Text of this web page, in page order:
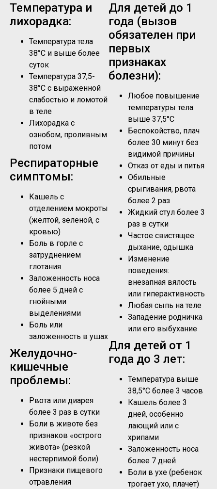
Температура и
лихорадка:
Температура тела
38°C и выше более
суток
Температура 37,5-
38°C с выраженной
слабостью и ломотой
в теле
Лихорадка с
ознобом, проливным
потом
Респираторные
симптомы:
Кашель с
отделением мокроты
(желтой, зеленой, с
кровью)
Боль в горле с
затруднением
глотания
Заложенность носа
более 5 дней с
гнойными
выделениями
Боль или
заложенность в ушах
Желудочно-
кишечные
проблемы:
Рвота или диарея
более 3 раз в сутки
Боли в животе без
признаков «острого
живота» (резкой
нестерпимой боли)
Признаки пищевого
отравления
Для детей до 1
года (вызов
обязателен при
первых
признаках
болезни):
Любое повышение
температуры тела
выше 37,5°C
Беспокойство, плач
более 30 минут без
видимой причины
Отказ от еды и питья
Обильные
срыгивания, рвота
более 2 раз
Жидкий стул более 3
раз в сутки
Частое свистящее
дыхание, одышка
Изменение
поведения:
внезапная вялость
или гиперактивность
Любая сыпь на теле
Западение родничка
или его выбухание
Для детей от 1
года до 3 лет:
Температура выше
38,5°C более 3 часов
Кашель более 3
дней, особенно
лающий или с
хрипами
Заложенность носа
более 7 дней
Боли в ухе (ребенок
трогает ухо, плачет)